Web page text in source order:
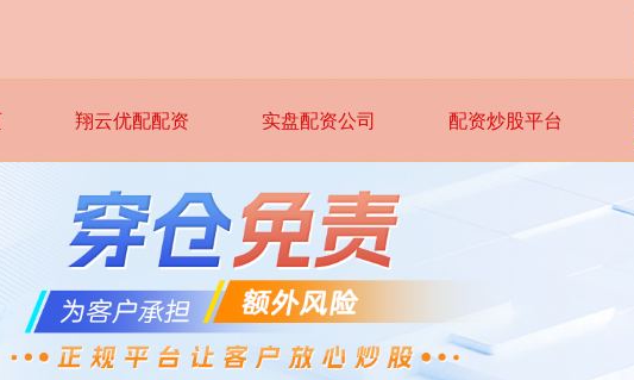
翔云优配配资 实盘配资公司 配资炒股平台